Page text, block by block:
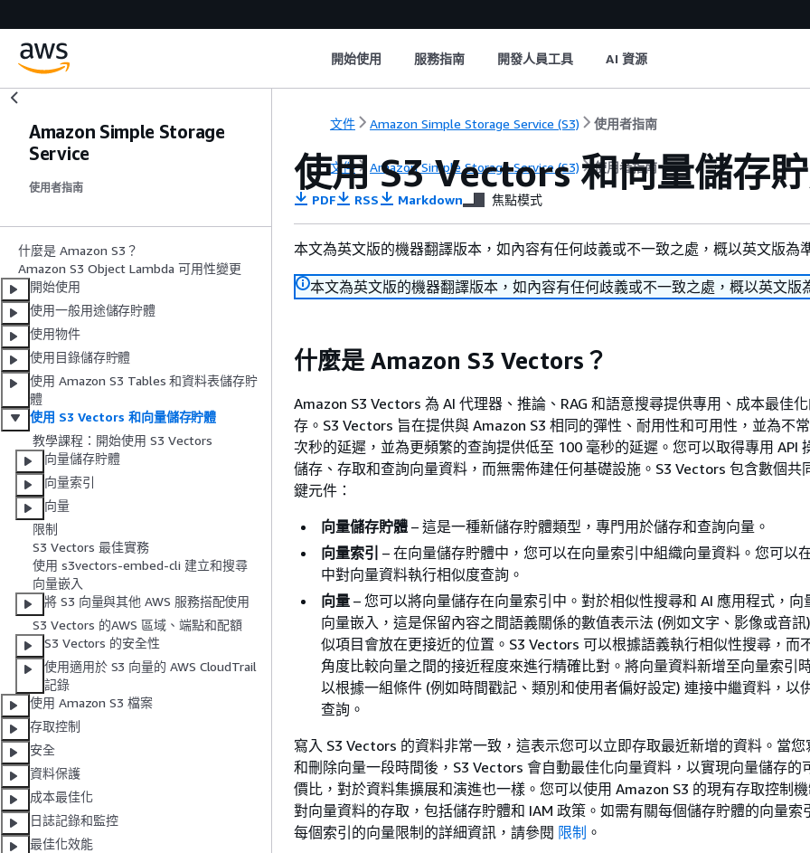
開始使用 服務指南 開發人員工具 AI 資源
Amazon Simple Storage
Service
使用者指南
什麼是 Amazon S3？
Amazon S3 Object Lambda 可用性變更
開始使用
使用一般用途儲存貯體
使用物件
使用目錄儲存貯體
使用 Amazon S3 Tables 和資料表儲存貯
體
使用 S3 Vectors 和向量儲存貯體
教學課程：開始使用 S3 Vectors
向量儲存貯體
向量索引
向量
限制
S3 Vectors 最佳實務
使用 s3vectors-embed-cli 建立和搜尋
向量嵌入
將 S3 向量與其他 AWS 服務搭配使用
S3 Vectors 的AWS 區域、端點和配額
S3 Vectors 的安全性
使用適用於 S3 向量的 AWS CloudTrail
記錄
使用 Amazon S3 檔案
存取控制
安全
資料保護
成本最佳化
日誌記錄和監控
最佳化效能
文件 Amazon Simple Storage Service (S3) 使用者指南
文件 Amazon Simple Storage Service (S3) 使用者指南
使用 S3 Vectors 和向量儲存
PDF RSS Markdown 焦點模式
本文為英文版的機器翻譯版本，如內容有任何歧義或不一致之處，概以英文版為
本文為英文版的機器翻譯版本，如內容有任何歧義或不一致之處，概以英文版
什麼是 Amazon S3 Vectors？
Amazon S3 Vectors 為 AI 代理器、推論、RAG 和語意搜尋提供專用、成本最佳
存。S3 Vectors 旨在提供與 Amazon S3 相同的彈性、耐用性和可用性，並為不
次秒的延遲，並為更頻繁的查詢提供低至 100 毫秒的延遲。您可以取得專用 API
儲存、存取和查詢向量資料，而無需佈建任何基礎設施。S3 Vectors 包含數個共
鍵元件：
向量儲存貯體 – 這是一種新儲存貯體類型，專門用於儲存和查詢向量。
向量索引 – 在向量儲存貯體中，您可以在向量索引中組織向量資料。您可以
中對向量資料執行相似度查詢。
向量 – 您可以將向量儲存在向量索引中。對於相似性搜尋和 AI 應用程式，向
向量嵌入，這是保留內容之間語義關係的數值表示法 (例如文字、影像或音訊
似項目會放在更接近的位置。S3 Vectors 可以根據語義執行相似性搜尋，而
角度比較向量之間的接近程度來進行精確比對。將向量資料新增至向量索引
以根據一組條件 (例如時間戳記、類別和使用者偏好設定) 連接中繼資料，以
查詢。
寫入 S3 Vectors 的資料非常一致，這表示您可以立即存取最近新增的資料。當
和刪除向量一段時間後，S3 Vectors 會自動最佳化向量資料，以實現向量儲存的
價比，對於資料集擴展和演進也一樣。您可以使用 Amazon S3 的現有存取控制
對向量資料的存取，包括儲存貯體和 IAM 政策。如需有關每個儲存貯體的向量索
每個索引的向量限制的詳細資訊，請參閱 限制 。